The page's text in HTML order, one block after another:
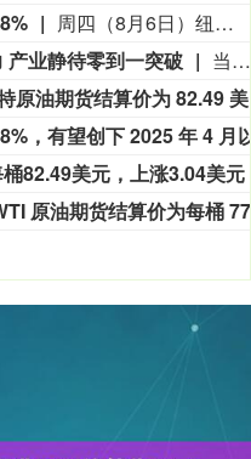
周四（8月6日）纽约尾盘，彭博谷物分类指数跌0.36%，报30.8249点。CBOT玉米期货涨0.27%，CBOT小麦期货跌1.83%，CBOT大豆期货涨0.23%，豆粕期货涨0.19%，豆油期货涨0.21%。CBOT瘦肉猪期货跌1.63%，活牛期货跌1.86%，饲牛期货跌1.90%。
产业静待零到一突破
当地时间8月5日，在交出上市后首份财报之际，SpaceX在社交媒体上宣布，公司正与英伟达合作，共同开发设计Starmind AI1卫星计算载荷，每颗Starmind卫星都将搭载英伟达Rubin GPU和Vera CPU，实现数据中心级太空计算能力。英伟达也在社交媒体上确认了这项合作并表示：“AI基础设施的下一个篇章，正迈向AI计算从未涉足的疆域。”